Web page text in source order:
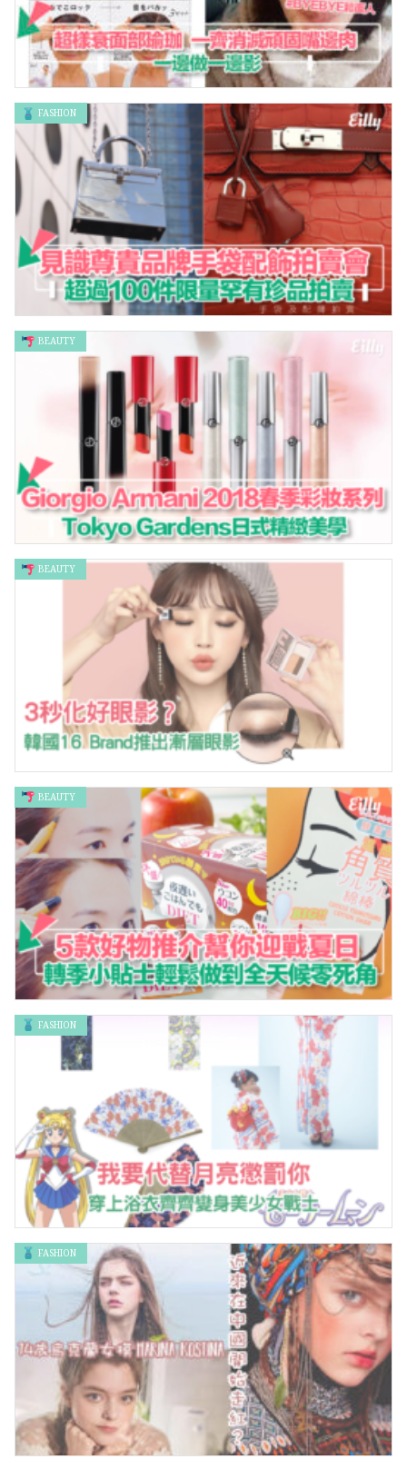
超醜面部瑜珈～一齊消滅頑固嘴邊肉！
見識尊貴品牌手袋配飾拍賣會 超過100件限量罕有珍品拍賣
FASHION
Tokyo Gardens日式精緻美學 Giorgio Armani 2018春季彩妝
BEAUTY
3秒化好眼影？韓國16 Brand漸層眼影打救貪睡的你
BEAUTY
5款好物推介助你迎戰夏日 春夏轉季小Tips方便做到全天候零死
BEAUTY
我要代替月亮來懲罰你 美少女戰士25週年浴衣，齊齊變身美少女
FASHION
FASHION